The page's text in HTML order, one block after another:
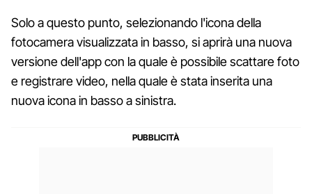
Solo a questo punto, selezionando l'icona della
fotocamera visualizzata in basso, si aprirà una nuova
versione dell'app con la quale è possibile scattare foto
e registrare video, nella quale è stata inserita una
nuova icona in basso a sinistra.